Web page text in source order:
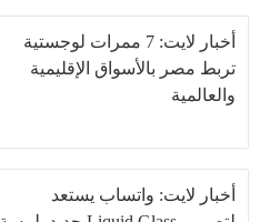
أخبار لايت: 7 ممرات لوجستية
تربط مصر بالأسواق الإقليمية
والعالمية
أخبار لايت: واتساب يستعد